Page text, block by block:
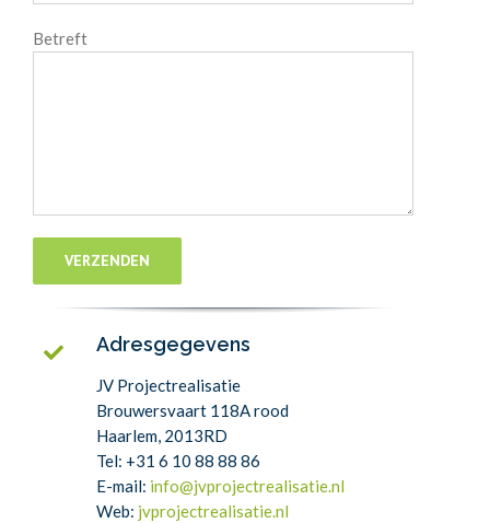
Betreft
Adresgegevens
JV Projectrealisatie
Brouwersvaart 118A rood
Haarlem, 2013RD
Tel: +31 6 10 88 88 86
E-mail: info@jvprojectrealisatie.nl
Web: jvprojectrealisatie.nl